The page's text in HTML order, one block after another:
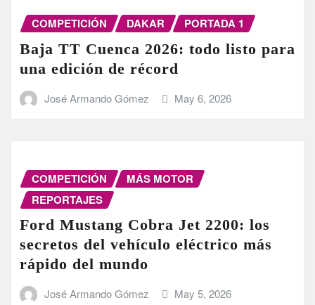
COMPETICIÓN DAKAR PORTADA 1
Baja TT Cuenca 2026: todo listo para
una edición de récord
José Armando Gómez May 6, 2026
COMPETICIÓN
MÁS MOTOR
REPORTAJES
Ford Mustang Cobra Jet 2200: los
secretos del vehículo eléctrico más
rápido del mundo
José Armando Gómez May 5, 2026